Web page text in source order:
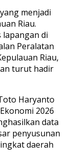
menjadi
Riau.
lapangan di
Peralatan
Riau,
turut hadir
Haryanto
2026
data
penyusunan
daerah